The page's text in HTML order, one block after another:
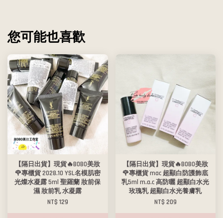
您可能也喜歡
【隔日出貨】現貨🔥BOBO美妝
🌹專櫃貨 2028.10 YSL名模肌密
光燦水凝露 5ml 聖羅蘭 妝前保
濕 妝前乳 水凝露
NT$ 129
【隔日出貨】現貨🔥BOBO美妝
🌹專櫃貨 mac 超顯白防護飾底
乳5ml m.a.c 高防曬 超顯白水光
玫瑰乳 超顯白水光養膚乳
NT$ 209